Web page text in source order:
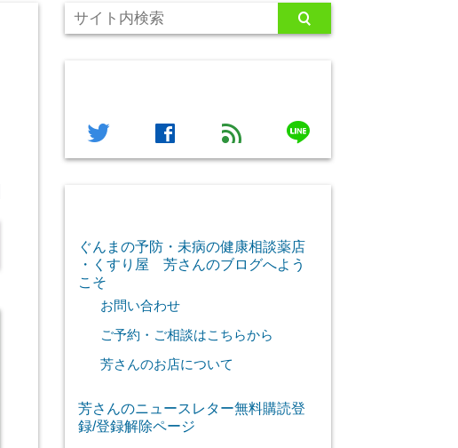
twitter facebook feed line
ぐんまの予防・未病の健康相談薬店
・くすり屋 芳さんのブログへよう
こそ
お問い合わせ
ご予約・ご相談はこちらから
芳さんのお店について
芳さんのニュースレター無料購読登
録/登録解除ページ